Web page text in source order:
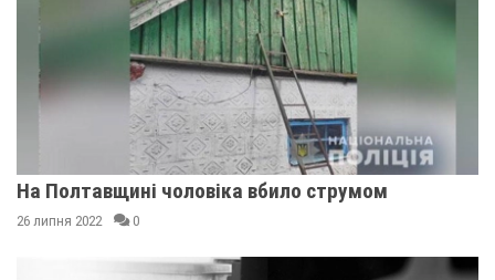
На Полтавщині чоловіка вбило струмом
26 липня 2022 0